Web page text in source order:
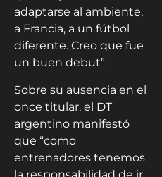
Sobre su ausencia en el
once titular, el DT
argentino manifestó
que “como
entrenadores tenemos
la responsabilidad de ir
analizando todas las
situaciones. Está claro
que jugar 30 minutos
para Leo era importante,